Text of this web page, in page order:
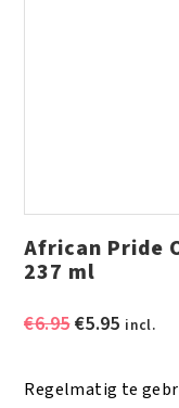
African Pride
237 ml
€6.95
€6.95.
€5.95Huidige
€5.95.
incl.
Regelmatig te